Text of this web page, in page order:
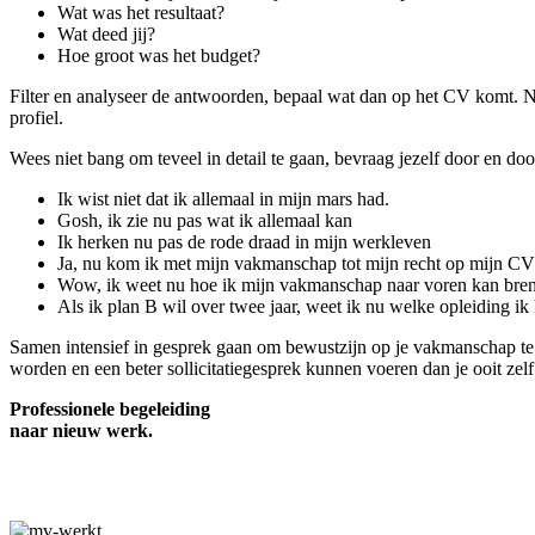
Wat was het resultaat?
Wat deed jij?
Hoe groot was het budget?
Filter en analyseer de antwoorden, bepaal wat dan op het CV komt.
profiel.
Wees niet bang om teveel in detail te gaan, bevraag jezelf door en
Ik wist niet dat ik allemaal in mijn mars had.
Gosh, ik zie nu pas wat ik allemaal kan
Ik herken nu pas de rode draad in mijn werkleven
Ja, nu kom ik met mijn vakmanschap tot mijn recht op mijn
Wow, ik weet nu hoe ik mijn vakmanschap naar voren kan
Als ik plan B wil over twee jaar, weet ik nu welke opleiding ik
Samen intensief in gesprek gaan om bewustzijn op je vakmanschap
worden en een beter sollicitatiegesprek kunnen voeren dan je ooit
Professionele begeleiding
naar nieuw werk.